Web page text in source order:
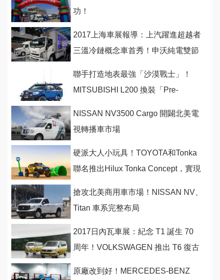
功！
2017上海車展報導：上汽躍進超越者
三溫冷鏈概念車首秀！申沃純電雙節
聯手打造地表最強「沙漠戰士」！
MITSUBISHI L200 換裝「Pre-
NISSAN NV3500 Cargo 開闢北美電
視轉播車市場
硬派大人小玩具！TOYOTA和Tonka
聯名推出Hilux Tonka Concept，實現
搶攻北美商用車市場！NISSAN NV、
Titan 車系完整布局
2017日內瓦車展：紀念 T1 誕生 70
周年！VOLKSWAGEN 推出 T6 復古
原廠改到好！MERCEDES-BENZ